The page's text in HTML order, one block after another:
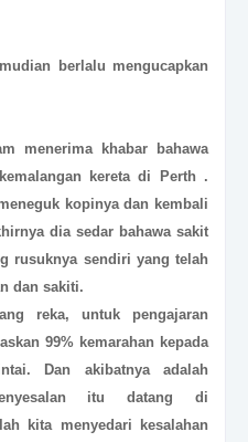
berlalu mengucapkan
menerima khabar bahawa
kereta di Perth .
kopinya dan kembali
dia sedar bahawa sakit
rusuknya sendiri yang telah
dan sakiti.
reka, untuk pengajaran
99% kemarahan kepada
Dan akibatnya adalah
itu datang di
kita menyedari kesalahan